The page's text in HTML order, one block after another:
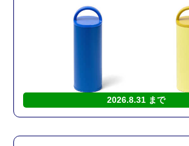
2026.8.31 まで